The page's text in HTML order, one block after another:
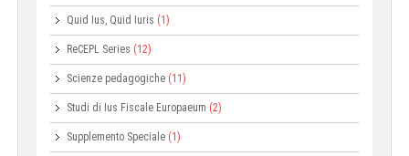
Quid Ius, Quid Iuris (1)
ReCEPL Series (12)
Scienze pedagogiche (11)
Studi di Ius Fiscale Europaeum (2)
Supplemento Speciale (1)